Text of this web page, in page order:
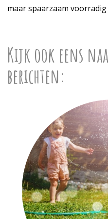
maar spaarzaam voorradig
Kijk ook eens
berichten: